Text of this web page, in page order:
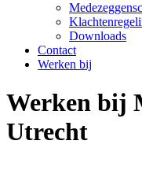
Downloads
Contact
Werken bij
Werken bij
Utrecht